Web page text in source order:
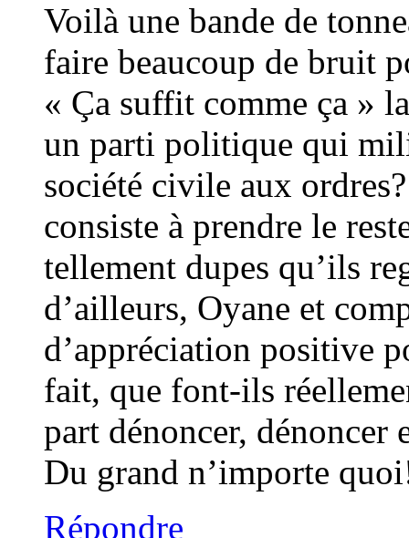
Voilà une bande de
faire beaucoup de bruit
« Ça suffit comme ça »
un parti politique qui
société civile aux
consiste à prendre le
tellement dupes qu’ils
d’ailleurs, Oyane et
d’appréciation positive
fait, que font-ils
part dénoncer, dénoncer
Du grand n’importe
Répondre